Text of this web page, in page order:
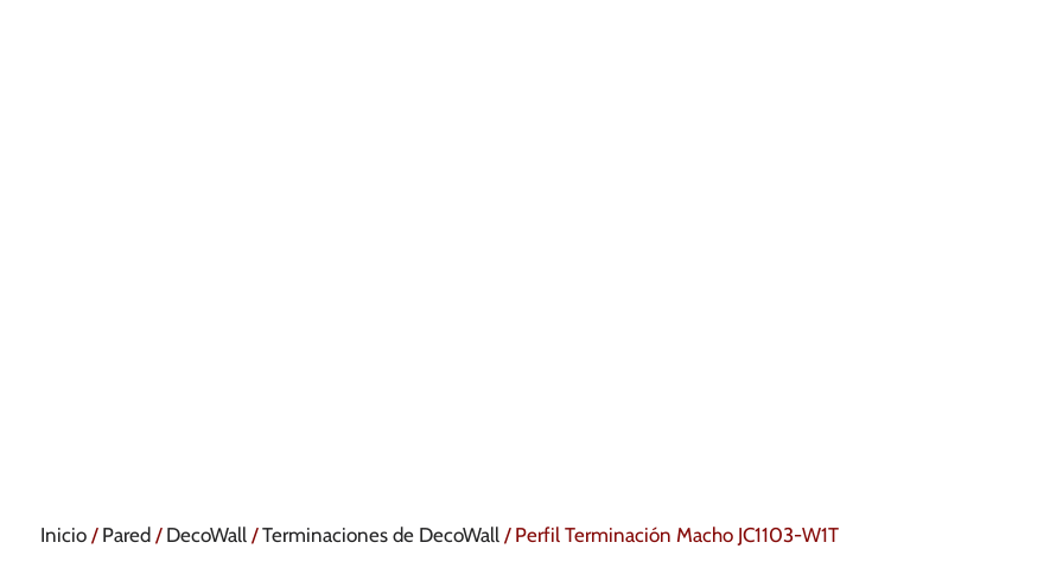
Inicio/ Pared/ DecoWall /Terminaciones de DecoWall / Perfil Terminación Macho JC1103-W1T